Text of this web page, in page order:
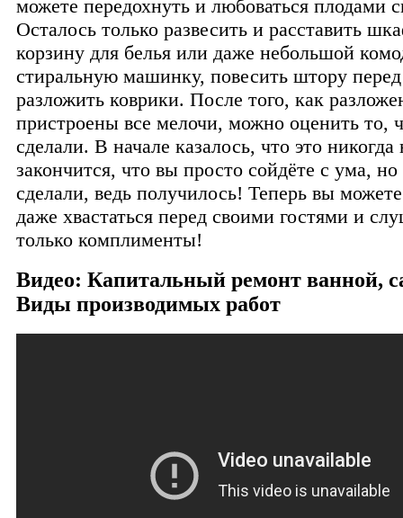
можете передохнуть и любоваться плодами
Осталось только развесить и расставить
корзину для белья или даже небольшой
стиральную машинку, повесить штору
разложить коврики. После того, как
пристроены все мелочи, можно оценить то,
сделали. В начале казалось, что это никогда
закончится, что вы просто сойдёте с ума, но
сделали, ведь получилось! Теперь вы
даже хвастаться перед своими гостями и
только комплименты!
Видео: Капитальный ремонт ванной,
Виды производимых работ